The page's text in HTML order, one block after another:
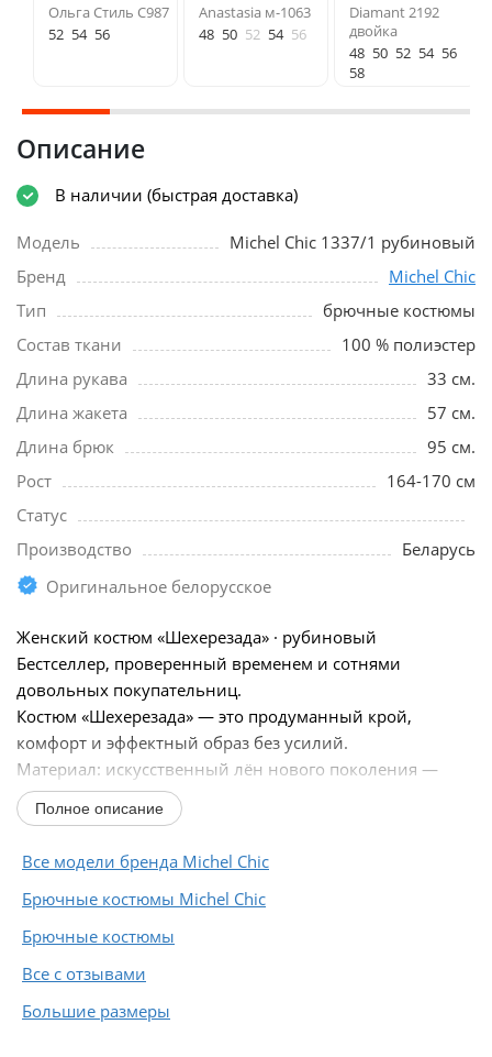
Ольга Стиль С987
52 54 56
Anastasia м-1063
48 50 52 54 56
Diamant 2192
двойка
48 50 52 54 56
58
Описание
В наличии (быстрая доставка)
Модель
Michel Chic 1337/1 рубиновый
Бренд
Michel Chic
Тип
брючные костюмы
Состав ткани
100 % полиэстер
Длина рукава
33 см.
Длина жакета
57 см.
Длина брюк
95 см.
Рост
164-170 см
Статус
Производство
Беларусь
Оригинальное белорусское
Женский костюм «Шехерезада» · рубиновый
Бестселлер, проверенный временем и сотнями
довольных покупательниц.
Костюм «Шехерезада» — это продуманный крой,
комфорт и эффектный образ без усилий.
Материал: искусственный лён нового поколения —
приятный к телу, не деформируется, не выцветает...
Полное описание
Все модели бренда Michel Chic
Брючные костюмы Michel Chic
Брючные костюмы
Все с отзывами
Большие размеры